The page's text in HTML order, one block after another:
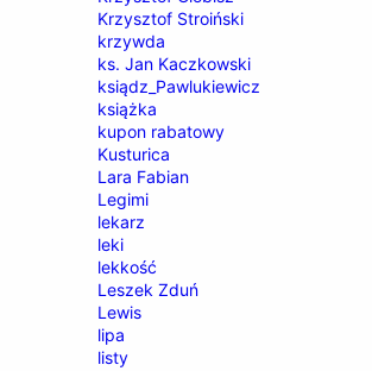
Krzysztof Stroiński
krzywda
ks. Jan Kaczkowski
ksiądz_Pawlukiewicz
książka
kupon rabatowy
Kusturica
Lara Fabian
Legimi
lekarz
leki
lekkość
Leszek Zduń
Lewis
lipa
listy